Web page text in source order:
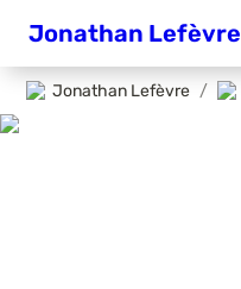
Jonathan Lefèvre
Jonathan Lefèvre /